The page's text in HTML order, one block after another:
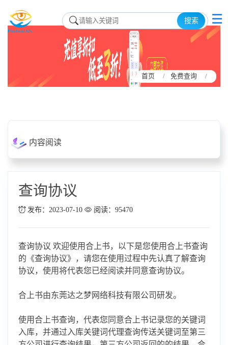
搜索 ☰
首页 免费查询
首页 免费查询
内容阅读
查询协议
发布：2023-07-10 阅读：95470
查询协议 欢迎使用合上书，以下是您使用合上书查询
的《查询协议》，请您在使用过程中先认真了解查询
协议，使用将代表您已经阅读并同意查询协议。
合上书由东莞达之梦网络科技有限公司研发。
使用合上书查询，代表您同意合上书记录您的关键词
入库，并通过入库关键词代理查询传送关键词至第三